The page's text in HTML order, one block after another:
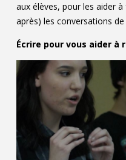
aux élèves, pour les aider
après) les conversations
Écrire pour vous aider à